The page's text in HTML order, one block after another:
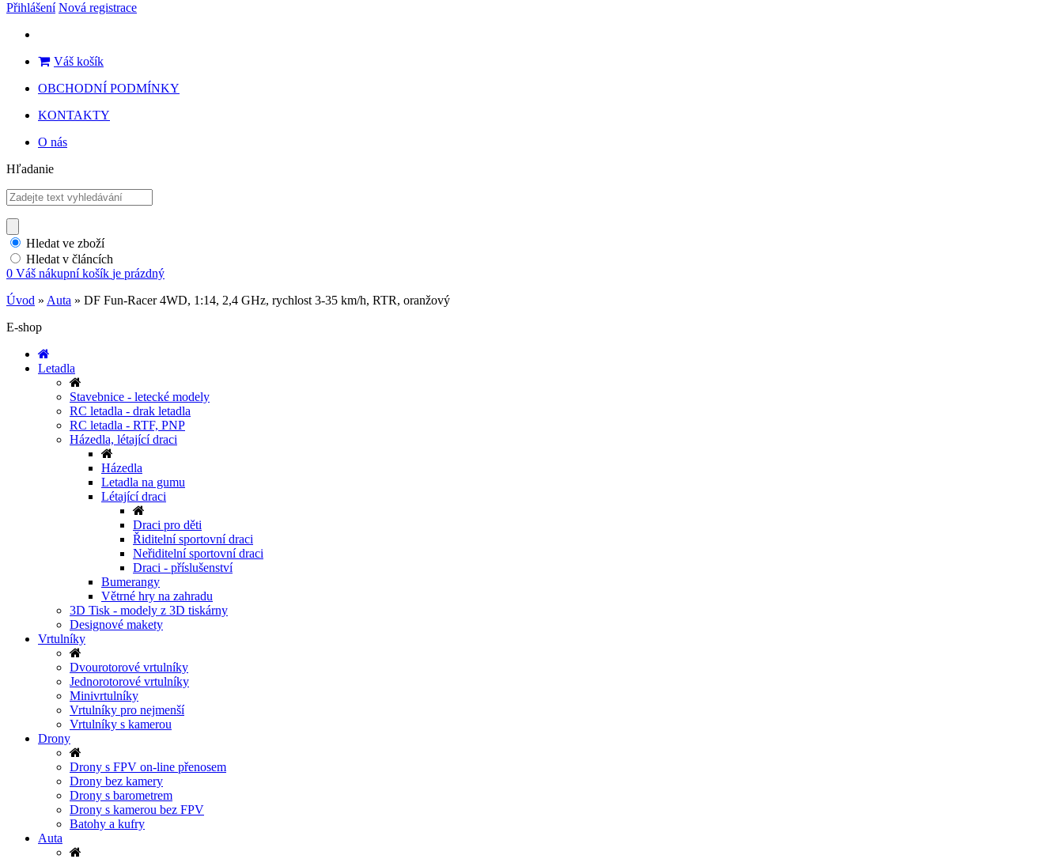
Přihlášení Nová registrace
Váš košík
OBCHODNÍ PODMÍNKY
KONTAKTY
O nás
Hľadanie
Hledat ve zboží
Hledat v článcích
0 Váš nákupní košík je prázdný
Úvod » Auta » DF Fun-Racer 4WD, 1:14, 2,4 GHz, rychlost 3-35 km/h, RTR, oranžový
E-shop
Letadla
Stavebnice - letecké modely
RC letadla - drak letadla
RC letadla - RTF, PNP
Házedla, létající draci
Házedla
Letadla na gumu
Létající draci
Draci pro děti
Řiditelní sportovní draci
Neřiditelní sportovní draci
Draci - příslušenství
Bumerangy
Větrné hry na zahradu
3D Tisk - modely z 3D tiskárny
Designové makety
Vrtulníky
Dvourotorové vrtulníky
Jednorotorové vrtulníky
Minivrtulníky
Vrtulníky pro nejmenší
Vrtulníky s kamerou
Drony
Drony s FPV on-line přenosem
Drony bez kamery
Drony s barometrem
Drony s kamerou bez FPV
Batohy a kufry
Auta